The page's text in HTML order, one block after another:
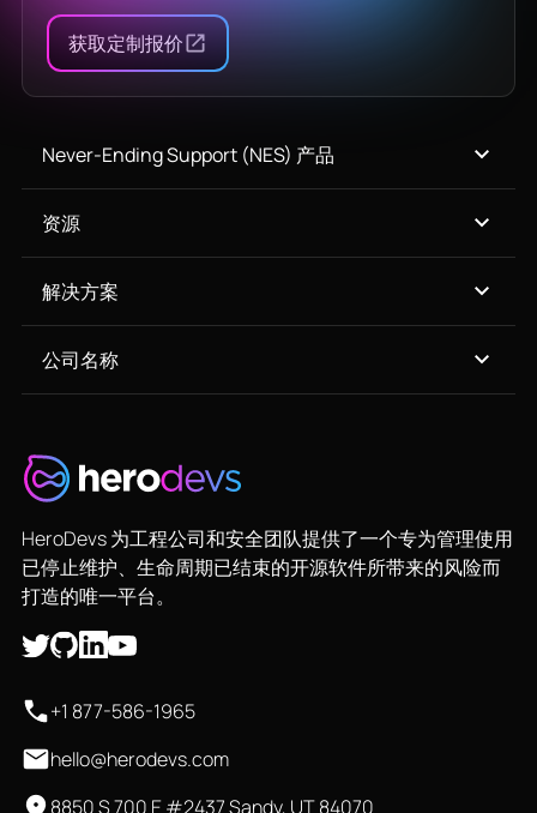
获取定制报价
Never-Ending Support (NES) 产品
资源
解决方案
公司名称
HeroDevs 为工程公司和安全团队提供了一个专为管理使用
已停止维护、生命周期已结束的开源软件所带来的风险而
打造的唯一平台。
+1 877-586-1965
hello@herodevs.com
8850 S 700 E #2437 Sandy, UT 84070